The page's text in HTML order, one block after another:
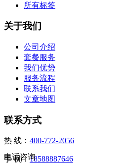
所有标签
关于我们
公司介绍
套餐服务
我们优势
服务流程
联系我们
文章地图
联系方式
热 线： 400-772-2056
手 机：18588887646
电话咨询